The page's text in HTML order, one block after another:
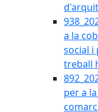
a la
social i
treball
per a